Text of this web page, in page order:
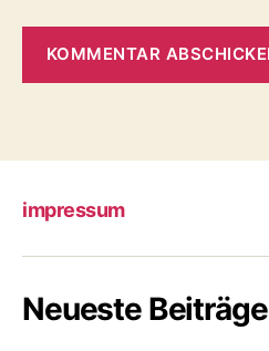
impressum
Neueste Beiträge